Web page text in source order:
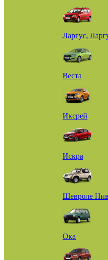
Ларгус,
Веста
Иксрей
Искра
Шевроле
Ока